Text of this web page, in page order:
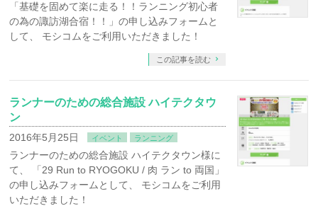
「基礎を固めて楽に走る！！ランニング初心者
の為の諏訪湖合宿！！」の申し込みフォームと
して、 モシコムをご利用いただきました！
この記事を読む
ランナーのための総合施設 ハイテクタウ
ン
2016年5月25日 イベント ランニング
ランナーのための総合施設 ハイテクタウン様に
て、 「29 Run to RYOGOKU / 肉 ラン to 両国」
の申し込みフォームとして、 モシコムをご利用
いただきました！